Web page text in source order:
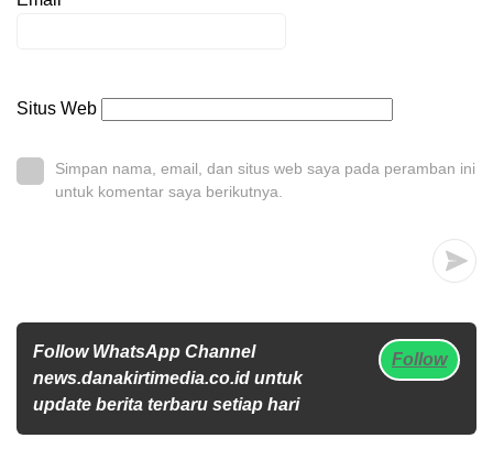
Situs Web
Simpan nama, email, dan situs web saya pada peramban ini
untuk komentar saya berikutnya.
Follow WhatsApp Channel
news.danakirtimedia.co.id untuk
update berita terbaru setiap hari
Follow